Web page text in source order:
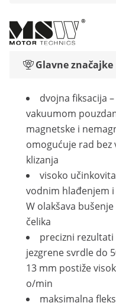
Glavne značajke
dvojna fiksacija
vakuumom
magnetske i
omogućuje rad bez
klizanja
visoko
vodnim hlađenjem
W olakšava
čelika
precizni rezultati
jezgrene svrdle do
13 mm postiže
o/min
maksimalna